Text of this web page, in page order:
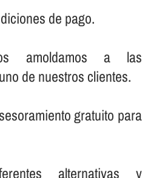
de pago.
amoldamos a las
de nuestros clientes.
gratuito para
alternativas y